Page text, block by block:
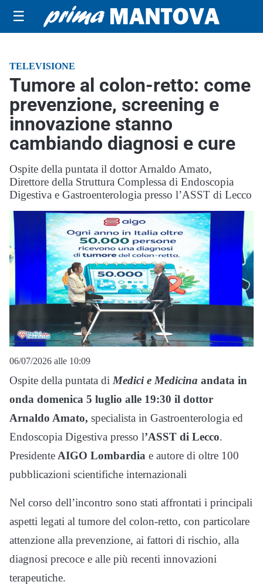
☰
TELEVISIONE
Tumore al colon-retto: come
prevenzione, screening e
innovazione stanno
cambiando diagnosi e cure
Ospite della puntata il dottor Arnaldo Amato,
Direttore della Struttura Complessa di Endoscopia
Digestiva e Gastroenterologia presso l’ASST di Lecco
06/07/2026 alle 10:09
Ospite della puntata diMedici e Medicina andata in
onda domenica 5 luglio alle 19:30 il dottor
Arnaldo Amato, specialista in Gastroenterologia ed
Endoscopia Digestiva presso l’ASST di Lecco.
PresidenteAIGO Lombardia e autore di oltre 100
pubblicazioni scientifiche internazionali
Nel corso dell’incontro sono stati affrontati i principali
aspetti legati al tumore del colon-retto, con particolare
attenzione alla prevenzione, ai fattori di rischio, alla
diagnosi precoce e alle più recenti innovazioni
terapeutiche.